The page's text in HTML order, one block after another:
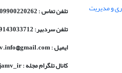
و مدیریت
تلفن تماس : 09900220262
تلفن سردبیر: 09143033712
ایمیل : jamv.info@gmail.com
کانال تلگرام مجله : jamv_ir@